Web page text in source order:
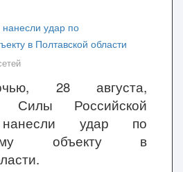
28 августа,
Силы Российской
удар по
объекту в